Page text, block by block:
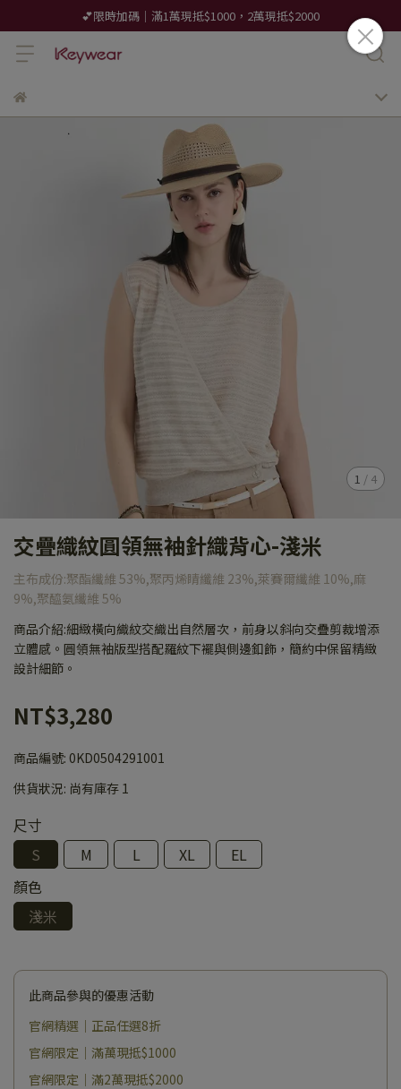
💕限時加碼｜滿1萬現抵$1000，2萬現抵$2000
1 / 4
交疊織紋圓領無袖針織背心-淺米
主布成份:聚酯纖維 53%,聚丙烯睛纖維 23%,萊賽爾纖維 10%,麻
9%,聚醯氨纖維 5%
商品介紹:細緻橫向織紋交織出自然層次，前身以斜向交疊剪裁增添
立體感。圓領無袖版型搭配羅紋下襬與側邊釦飾，簡約中保留精緻
設計細節。
NT$3,280
商品編號: 0KD0504291001
供貨狀況: 尚有庫存 1
尺寸
S
M L XL
EL
顏色
淺米
此商品參與的優惠活動
官網精選｜正品任選8折
官網限定｜滿萬現抵$1000
官網限定｜滿2萬現抵$2000